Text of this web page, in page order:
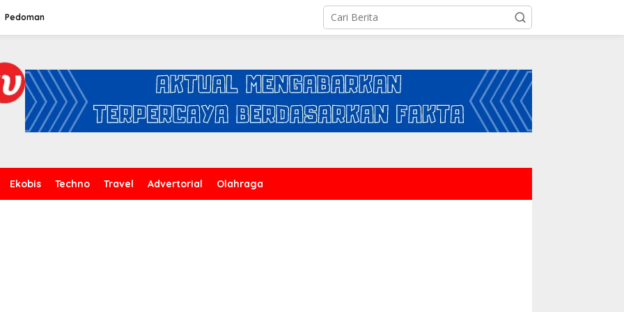
Pedoman
Ekobis Techno Travel Advertorial Olahraga